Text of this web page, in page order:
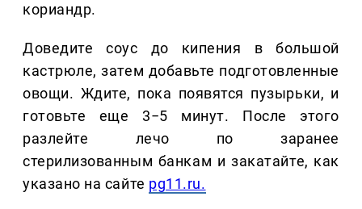
кориандр.
Доведите соус до кипения в большой
кастрюле, затем добавьте подготовленные
овощи. Ждите, пока появятся пузырьки, и
готовьте еще 3−5 минут. После этого
разлейте лечо по заранее
стерилизованным банкам и закатайте, как
указано на сайте pg11.ru.